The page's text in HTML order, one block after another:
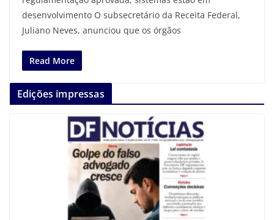
desenvolvimento O subsecretário da Receita Federal,
Juliano Neves, anunciou que os órgãos
Read More
Edições impressas